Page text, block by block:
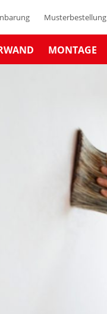
Musterbestellung
MONTAGE